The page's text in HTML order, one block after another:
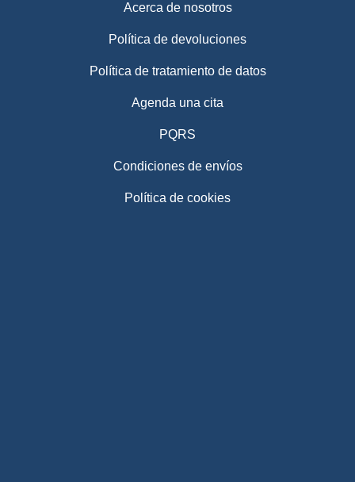
Acerca de nosotros
Política de devoluciones
Política de tratamiento de datos
Agenda una cita
PQRS
Condiciones de envíos
Política de cookies